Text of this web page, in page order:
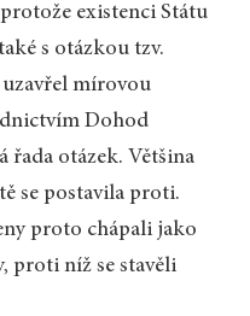
existenci Státu
s otázkou tzv.
uzavřel mírovou
Dohod
řada otázek. Většina
se postavila proti.
proto chápali jako
proti níž se stavěli